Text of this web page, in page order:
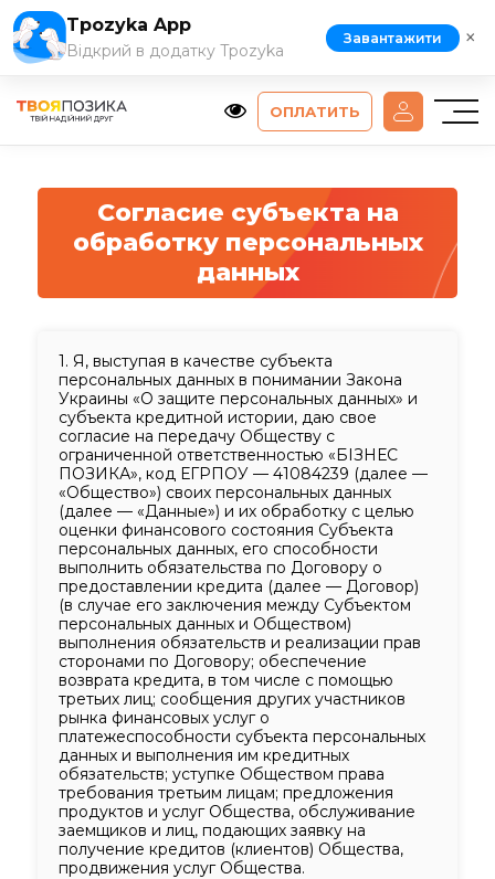
ОПЛАТИТЬ
Согласие субъекта на
обработку персональных
данных
1. Я, выступая в качестве субъекта
персональных данных в понимании Закона
Украины «О защите персональных данных» и
субъекта кредитной истории, даю свое
согласие на передачу Обществу с
ограниченной ответственностью «БІЗНЕС
ПОЗИКА», код ЕГРПОУ — 41084239 (далее —
«Общество») своих персональных данных
(далее — «Данные») и их обработку с целью
оценки финансового состояния Субъекта
персональных данных, его способности
выполнить обязательства по Договору о
предоставлении кредита (далее — Договор)
(в случае его заключения между Субъектом
персональных данных и Обществом)
выполнения обязательств и реализации прав
сторонами по Договору; обеспечение
возврата кредита, в том числе с помощью
третьих лиц; сообщения других участников
рынка финансовых услуг о
платежеспособности субъекта персональных
данных и выполнения им кредитных
обязательств; уступке Обществом права
требования третьим лицам; предложения
продуктов и услуг Общества, обслуживание
заемщиков и лиц, подающих заявку на
получение кредитов (клиентов) Общества,
продвижения услуг Общества.
Tpozyka App
Відкрий в додатку Tpozyka
Завантажити ×